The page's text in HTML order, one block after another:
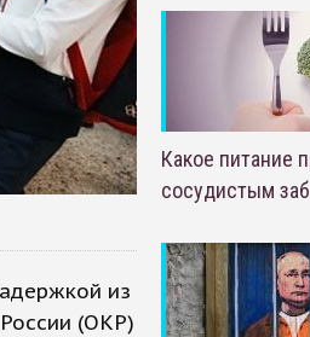
из
(ОКР)
Какое питание
сосудистым